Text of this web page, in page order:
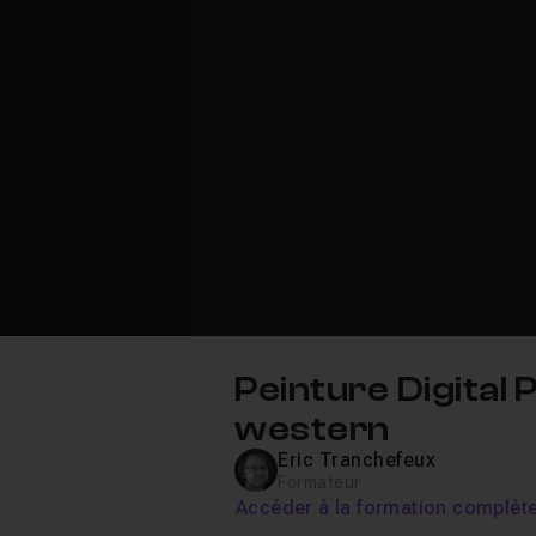
Peinture Digital
western
Eric Tranchefeux
Accéder à la formation